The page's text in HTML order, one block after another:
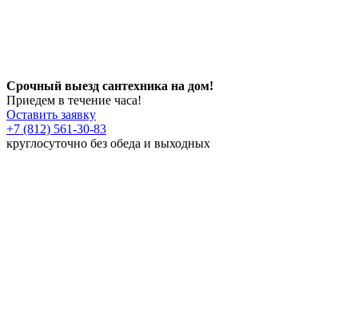
Срочный выезд сантехника на дом!
Приедем в течение часа!
Оставить заявку
+7 (812) 561-30-83
круглосуточно без обеда и выходных